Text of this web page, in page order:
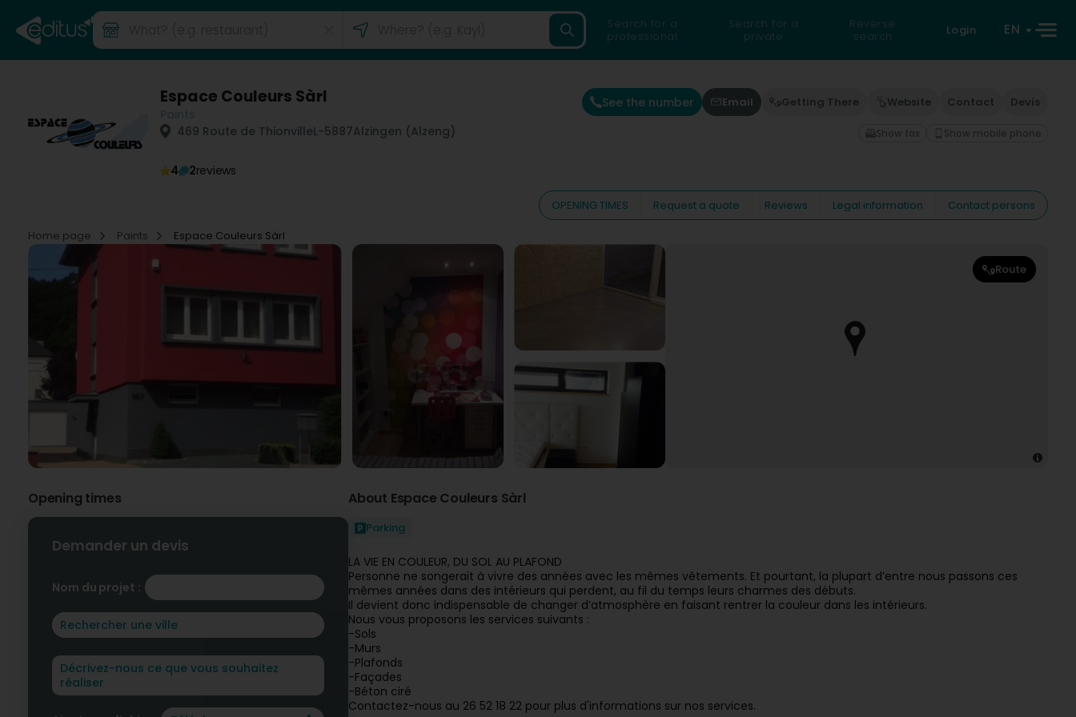
Search for a
professional
Search for a
private
Reverse
search
Login EN
Espace Couleurs Sàrl
469 Route de ThionvilleL-5887Alzingen (Alzeng)
4 2reviews
See the number Email Getting There Website Contact Devis
Show fax Show mobile phone
OPENING TIMES Request a quote Reviews Legal information
Contact persons
Home page
Paints Espace Couleurs Sàrl
Route
Opening times
Demander un devis
Nom du projet :
About Espace Couleurs Sàrl
Parking
LA VIE EN COULEUR, DU SOL AU PLAFOND
Personne ne songerait à vivre des années avec les mêmes vêtements. Et pourtant, la plupart d’entre nous passons ces
mêmes années dans des intérieurs qui perdent, au fil du temps leurs charmes des débuts.
Il devient donc indispensable de changer d’atmosphère en faisant rentrer la couleur dans les intérieurs.
Nous vous proposons les services suivants :
-Sols
-Murs
-Plafonds
-Façades
-Béton ciré
Contactez-nous au 26 52 18 22 pour plus d'informations sur nos services.